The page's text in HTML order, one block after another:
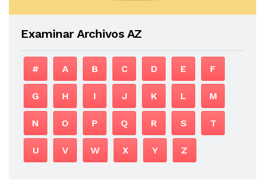
Examinar Archivos AZ
# A B C D E F
G H I J K L M
N O P Q R S T
U V W X Y Z